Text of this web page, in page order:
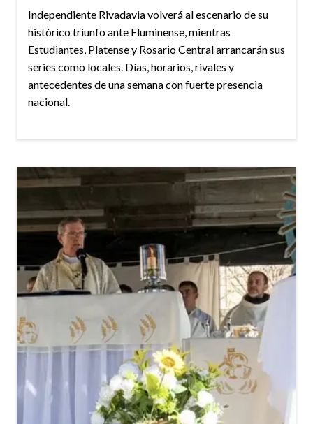
Independiente Rivadavia volverá al escenario de su
histórico triunfo ante Fluminense, mientras
Estudiantes, Platense y Rosario Central arrancarán sus
series como locales. Días, horarios, rivales y
antecedentes de una semana con fuerte presencia
nacional.